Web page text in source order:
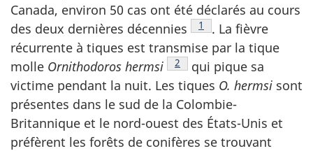
Canada, environ 50 cas ont été déclarés au cours
des deux dernières décennies Note de bas de page
1 . La fièvre
récurrente à tiques est transmise par la tique
molle Ornithodoros hermsi Note de bas de page
2
qui pique sa
victime pendant la nuit. Les tiques O. hermsi sont
présentes dans le sud de la Colombie-
Britannique et le nord-ouest des États-Unis et
préfèrent les forêts de conifères se trouvant